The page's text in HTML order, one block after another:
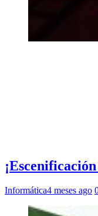
Informática4 meses ago